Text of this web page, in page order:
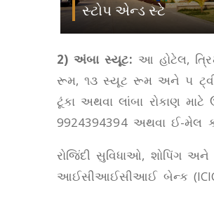
સ્ટોપ એન્ડ સ્ટે
2) અંબા સ્યૂટ: આ હોટેલ,
રૂમ, ૧૩ સ્યૂટ રૂમ અને ૫
ટૂંકા અથવા લાંબા રોકાણ
9924394394 અથવા ઈ-મેલ
રોજિંદી સુવિધાઓ, શોપિંગ
આઈસીઆઈસીઆઈ બેન્ક